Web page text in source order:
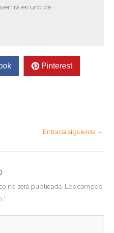
en uno de…
Pinterest
Entrada siguiente →
no será publicada. Los campos
*